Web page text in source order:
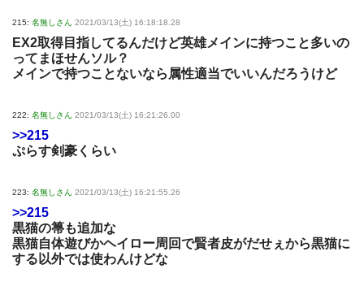
215: 名無しさん 2021/03/13(土) 16:18:18.28
EX2取得目指してるんだけど英雄メインに持つこと多いの
ってまほせんソル？
メインで持つことないなら属性適当でいいんだろうけど
222: 名無しさん 2021/03/13(土) 16:21:26.00
>>215
ぷらす剣豪くらい
223: 名無しさん 2021/03/13(土) 16:21:55.26
>>215
黒猫の箒も追加な
黒猫自体遊びかヘイロー周回で賢者皮がだせぇから黒猫に
する以外では使わんけどな